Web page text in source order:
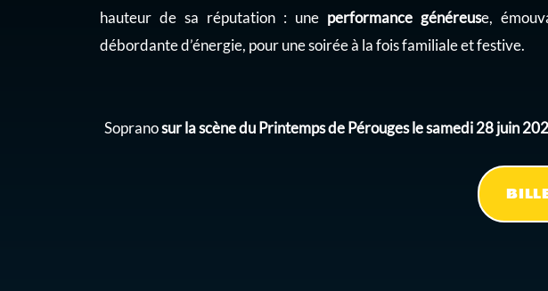
hauteur de sa réputation : une performance généreuse,
débordante d’énergie, pour une soirée à la fois familiale et festive.
Sopranosur la scène du Printemps de Pérouges le samedi 28 juin